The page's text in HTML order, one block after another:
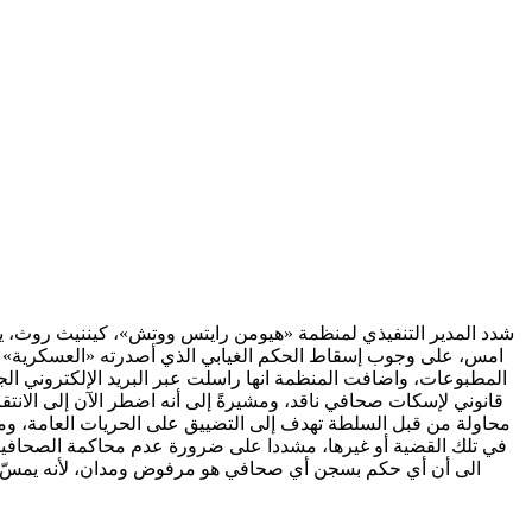
امس، على وجوب إسقاط الحكم الغيابي الذي أصدرته «العسكرية»
المطبوعات، واضافت المنظمة انها راسلت عبر البريد
قانوني لإسكات صحافي ناقد، ومشيرةً إلى أنه اضطر الآن إلى
محاولة من قبل السلطة تهدف إلى التضييق على الحريات العامة،
في تلك القضية أو غيرها، مشددا على ضرورة عدم محاكمة
الى أن أي حكم بسجن أي صحافي هو مرفوض ومدان، لأنه يمسّ